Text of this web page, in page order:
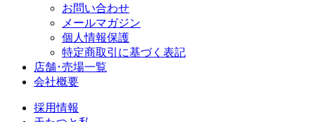
お問い合わせ
メールマガジン
個人情報保護
特定商取引に基づく表記
店舗･売場一覧
会社概要
採用情報